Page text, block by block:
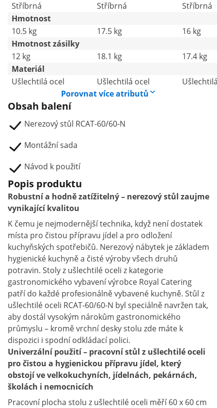
Stříbrná
Stříbrná
Stříbrná
Hmotnost
10.5 kg
17.5 kg
16 kg
Hmotnost zásilky
12 kg
18.1 kg
17.4 kg
Materiál
Ušlechtilá ocel
Ušlechtilá ocel
Porovnat více atributů
Obsah balení
Nerezový stůl RCAT-60/60-N
Montážní sada
Návod k použití
Popis produktu
Robustní a hodně zatížitelný – nerezový stůl zaujme
vynikající kvalitou
K čemu je nejmodernější technika, když není dostatek
místa pro čistou přípravu jídel a pro odložení
kuchyňských spotřebičů. Nerezový nábytek je základem
hygienické kuchyně a čisté výroby všech druhů
potravin. Stoly z ušlechtilé oceli z kategorie
gastronomického vybavení výrobce Royal Catering
patří do každé profesionálně vybavené kuchyně. Stůl z
ušlechtilé oceli RCAT-60/60-N byl speciálně navržen tak,
aby dostál vysokým nárokům gastronomického
průmyslu – kromě vrchní desky stolu zde máte k
dispozici i spodní odkládací polici.
Univerzální použití – pracovní stůl z ušlechtilé oceli
pro čistou a hygienickou přípravu jídel, který
obstojí ve velkokuchyních, jídelnách, pekárnách,
školách i nemocnicích
Pracovní plocha stolu z ušlechtilé oceli měří 60 x 60 cm